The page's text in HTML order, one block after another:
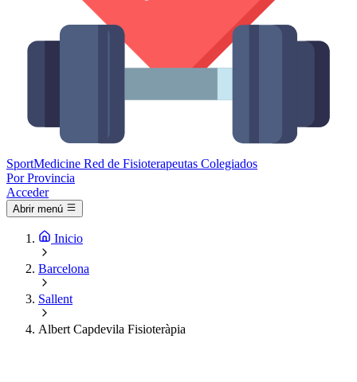
SportMedicine Red de Fisioterapeutas Colegiados
Por Provincia
Acceder
Abrir menú
Inicio
Barcelona
Sallent
Albert Capdevila Fisioteràpia